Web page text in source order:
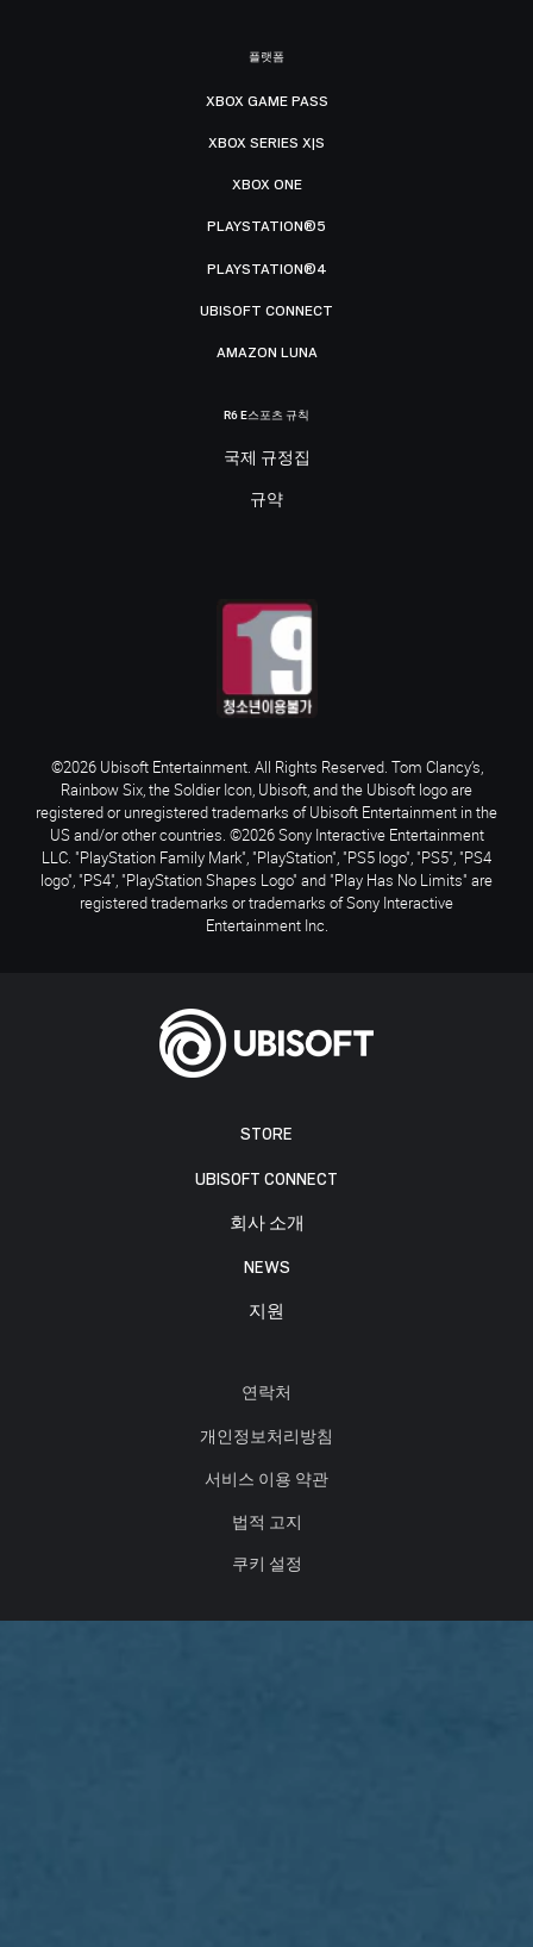
STORE
UBISOFT CONNECT
회사 소개
NEWS
지원
연락처
개인정보처리방침
서비스 이용 약관
법적 고지
쿠키 설정
플랫폼
XBOX GAME PASS
XBOX SERIES X|S
XBOX ONE
PLAYSTATION®5
PLAYSTATION®4
UBISOFT CONNECT
AMAZON LUNA
R6 E스포츠 규칙
국제 규정집
규약
©2026 Ubisoft Entertainment. All Rights Reserved. Tom Clancy’s,
Rainbow Six, the Soldier Icon, Ubisoft, and the Ubisoft logo are
registered or unregistered trademarks of Ubisoft Entertainment in the
US and/or other countries. ©2026 Sony Interactive Entertainment
LLC. "PlayStation Family Mark", "PlayStation", "PS5 logo", "PS5", "PS4
logo", "PS4", "PlayStation Shapes Logo" and "Play Has No Limits" are
registered trademarks or trademarks of Sony Interactive
Entertainment Inc.